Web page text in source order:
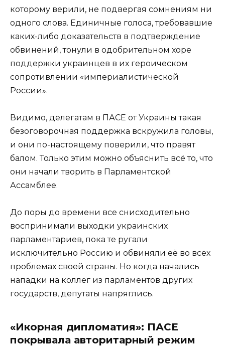
которому верили, не подвергая сомнениям ни
одного слова. Единичные голоса, требовавшие
каких-либо доказательств в подтверждение
обвинений, тонули в одобрительном хоре
поддержки украинцев в их героическом
сопротивлении «империалистической
России».
Видимо, делегатам в ПАСЕ от Украины такая
безоговорочная поддержка вскружила головы,
и они по-настоящему поверили, что правят
балом. Только этим можно объяснить всё то, что
они начали творить в Парламентской
Ассамблее.
До поры до времени все снисходительно
воспринимали выходки украинских
парламентариев, пока те ругали
исключительно Россию и обвиняли её во всех
проблемах своей страны. Но когда начались
нападки на коллег из парламентов других
государств, депутаты напряглись.
«Икорная дипломатия»: ПАСЕ
покрывала авторитарный режим